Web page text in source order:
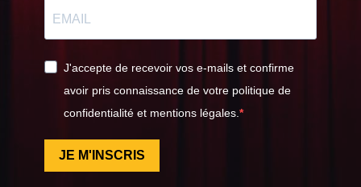
J'accepte de recevoir vos e-mails et confirme
avoir pris connaissance de votre politique de
confidentialité et mentions légales.
JE M'INSCRIS